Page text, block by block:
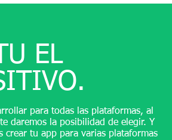
EL
para todas las plataformas, al
daremos la posibilidad de elegir. Y
crear tu app para varias plataformas